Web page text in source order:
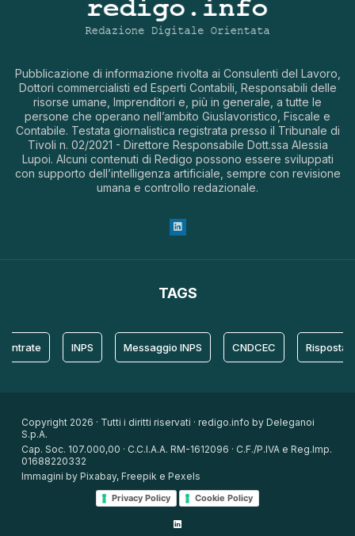
Pubblicazione di informazione rivolta ai Consulenti del Lavoro,
Dottori commercialisti ed Esperti Contabili, Responsabili delle
risorse umane, Imprenditori e, più in generale, a tutte le
persone che operano nell’ambito Giuslavoristico, Fiscale e
Contabile. Testata giornalistica registrata presso il Tribunale di
Tivoli n. 02/2021 - Direttore Responsabile Dott.ssa Alessia
Lupoi. Alcuni contenuti di Redigo possono essere sviluppati
con supporto dell’intelligenza artificiale, sempre con revisione
umana e controllo redazionale.
TAGS
INPS Messaggio INPS CNDCEC Risposta
Copyright 2026 · Tutti i diritti riservati · redigo.info by Deleganoi
S.p.A.
Cap. Soc. 107.000,00 · C.C.I.A.A. RM-1612096 · C.F./P.IVA e Reg.Imp.
01688220332
Immagini by Pixabay, Freepik e Pexels
Privacy Policy Cookie Policy